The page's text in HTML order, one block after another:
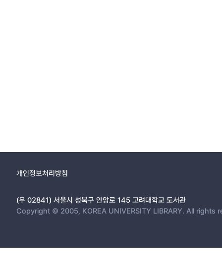
개인정보처리방침
(우 02841) 서울시 성북구 안암로 145 고려대학교 도서관
Copyright © 2005, KOREA UNIVERSITY LIBRARY. All rights